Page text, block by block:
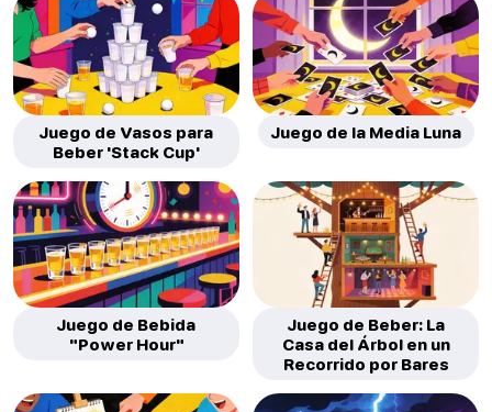
Juego de Vasos para
Beber 'Stack Cup'
Juego de la Media Luna
Juego de Bebida
"Power Hour"
Juego de Beber: La
Casa del Árbol en un
Recorrido por Bares